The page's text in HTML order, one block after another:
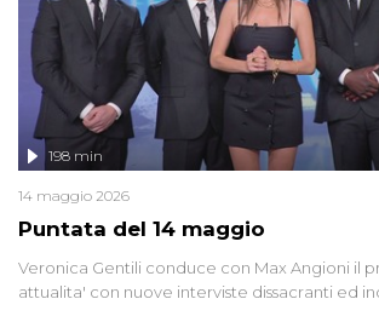
Puntata del 14 maggio
198 min
14 maggio 2026
Veronica Gentili conduce con Max Angioni il
attualita' con nuove interviste dissacranti ed